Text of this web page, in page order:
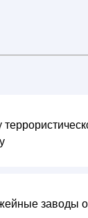
заводы